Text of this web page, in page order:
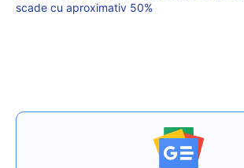
scade cu aproximativ 50%